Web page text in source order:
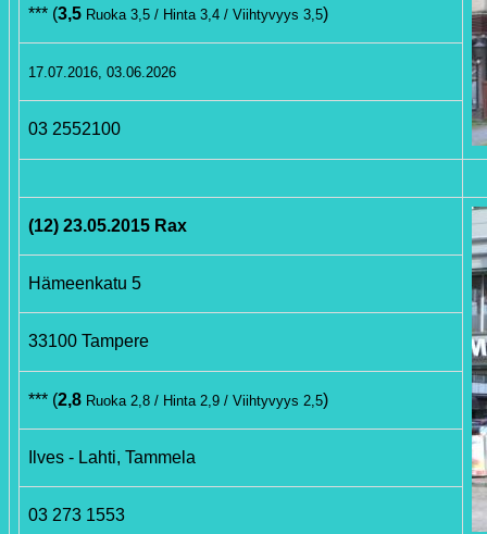
*** (3,5 Ruoka 3,5 / Hinta 3,4 / Viihtyvyys 3,5)
17.07.2016, 03.06.2026
03 2552100
(12) 23.05.2015 Rax
Hämeenkatu 5
33100 Tampere
*** (2,8 Ruoka 2,8 / Hinta 2,9 / Viihtyvyys 2,5)
Ilves - Lahti, Tammela
03 273 1553